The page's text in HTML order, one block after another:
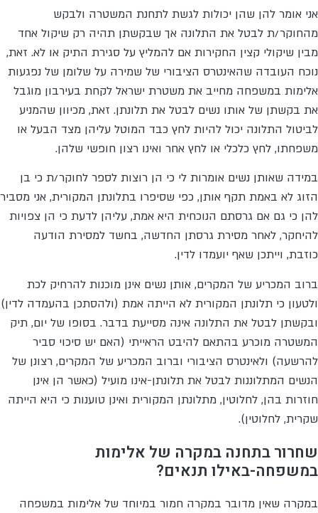
אני אומר להן שהן יכולות לגשת לתחנת המשטרה ולבקש
מהחוקר/ת לבטל את התלונה אך שבקשתן תהיה רק שיקול אחד
מבין שיקולי קצין החקירות אם להמליץ על סגירת התיק או לא. זאת,
נוכח העובדה שהאינטרס הציבורי של שמירה על שלומן של נפגעות
אלימות במשפחה מחייב את משטרת ישראל לקחת בעירבון מוגבל
את בקשתן של אותו נשים לבטל את תלונתן. זאת, מכיוון שהמניע
לביטול התלונה יכול להיות לחץ כבד המוטל עליהן מצד הבעל או
משפחתו, לחץ כלכלי או לחץ אחר ואינו רצון חופשי שלהן.
במידה שאותן נשים אומרות לי כי הן רוצות לספר לחוקר/ת כי בן
הזוג לא באמת תקף אותן, כפי שסיפרו בתלונתן המקורית, אני מסביר
להן כי גם אם גרסתם הנוכחית היא אמת, עליהן לדעת כי הן צפויות
להיחקר, לאחר מסירת גרסתן החדשה, בחשד למסירת הודעה
כוזבת, וייתכן שאף יועמדו לדין.
ברוב המכריע של המקרים, אותן נשים אינן מוכנות להרחיק לכת
ולטעון כי תלונתן המקורית לא הייתה אמת (ולהסתכן בהעמדה לדין)
ובקשתן לבטל את התלונה אינה מסייעת בדבר. בסופו של יום, תיק
המשטרה מוכרע בהתאם להיבט הראייתי (האם יש סיכוי סביר
להרשעה) ולאינטרס הציבורי וברוב המכריע של המקרים, רצונן של
הנשים המתלוננות לבטל את תלונתן-אינו מועיל (כאשר הן אינן
חוזרות בהן, לחלוטין, מתלונתן המקורית ואינן טוענות כי היא הייתה
שקרית, לחלוטין).
שחרור בתחנה במקרה של אלימות
במשפחה-באילו תנאים?
במקרה שאין מדובר במקרה חמור במיוחד של אלימות במשפחה